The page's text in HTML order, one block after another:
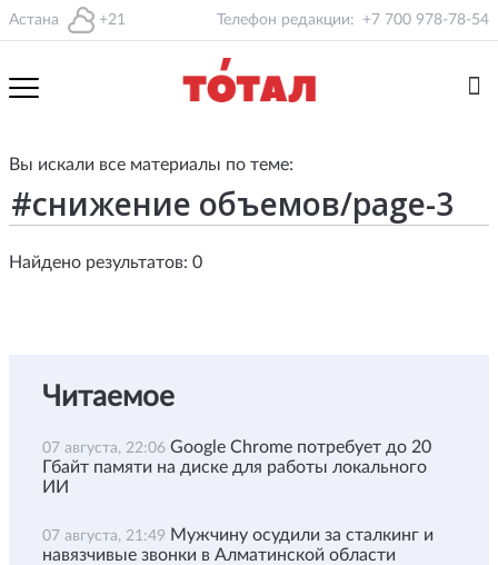
Астана +21 Телефон редакции: +7 700 978-78-54
Вы искали все материалы по теме:
Найдено результатов: 0
Читаемое
07 августа, 22:06 Google Chrome потребует до 20
Гбайт памяти на диске для работы локального
ИИ
07 августа, 21:49 Мужчину осудили за сталкинг и
навязчивые звонки в Алматинской области